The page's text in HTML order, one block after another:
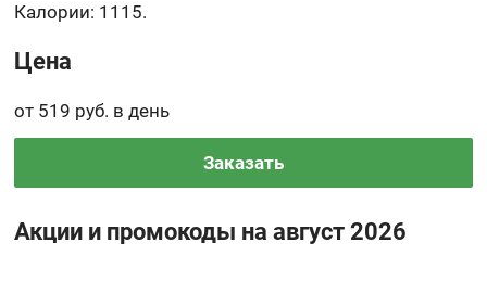
Калории: 1115.
Цена
от 519 руб. в день
Заказать
Акции и промокоды на август 2026